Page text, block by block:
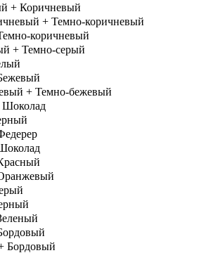
+ Коричневый
+ Темно-коричневый
коричневый
+ Темно-серый
+ Темно-бежевый
Бордовый